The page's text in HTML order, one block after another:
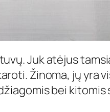
Juk atėjus
Žinoma, jų yra
bei